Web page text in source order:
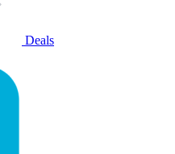
Deals